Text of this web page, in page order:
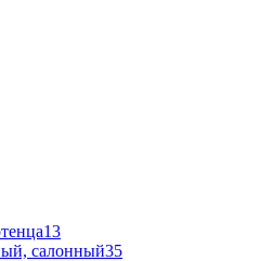
13
салонный35